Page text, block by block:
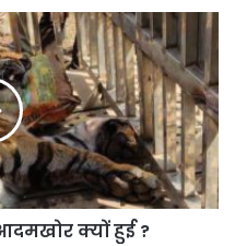
क्यों हुई ?